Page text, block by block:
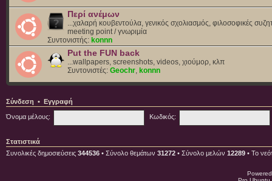
Περί ανέμων
...χαλαρή κουβεντούλα, γενικός σχολιασμός, φιλοσοφικές
meeting point / γνωριμία
Συντονιστής: konnn
Put the FUN back
...wallpapers, screenshots, videos, χιούμορ, κλπ
Συντονιστές: Geochr konnn
Σύνδεση • Εγγραφή
Όνομα μέλους: Κωδικός:
Στατιστικά
Συνολικές δημοσιεύσεις 344536 • Σύνολο θεμάτων 31272 • Σύνολο μελών 12289 • Το